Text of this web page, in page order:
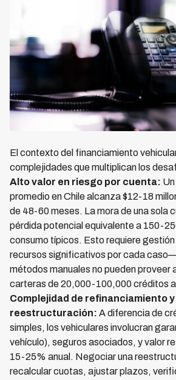
El contexto del financiamiento
complejidades que multiplican los
Alto valor en riesgo por cuenta:
promedio en Chile alcanza $12-18
de 48-60 meses. La mora de una sola
pérdida potencial equivalente a 150-
consumo típicos. Esto requiere
recursos significativos por cada
métodos manuales no pueden proveer
carteras de 20,000-100,000 créditos
Complejidad de refinanciamiento y
reestructuración: A diferencia de
simples, los vehiculares involucran
vehículo), seguros asociados, y valor
15-25% anual. Negociar una
recalcular cuotas, ajustar plazos,